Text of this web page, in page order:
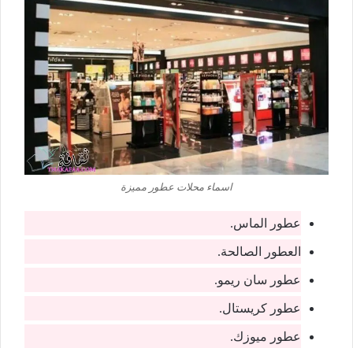
اسماء محلات عطور مميزة
عطور الماس.
العطور الصالحة.
عطور سان ريمو.
عطور كريستال.
عطور ميوزك.